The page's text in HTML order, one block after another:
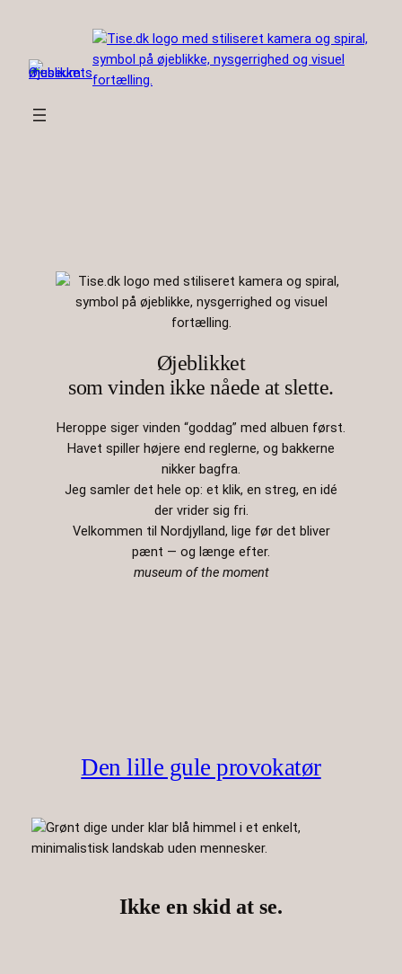
indhold
Øjeblikket
som vinden ikke nåede at slette.
Heroppe siger vinden “goddag” med albuen først.
Havet spiller højere end reglerne, og bakkerne
nikker bagfra.
Jeg samler det hele op: et klik, en streg, en idé
der vrider sig fri.
Velkommen til Nordjylland, lige før det bliver
pænt — og længe efter.
museum of the moment
Den lille gule provokatør
Ikke en skid at se.